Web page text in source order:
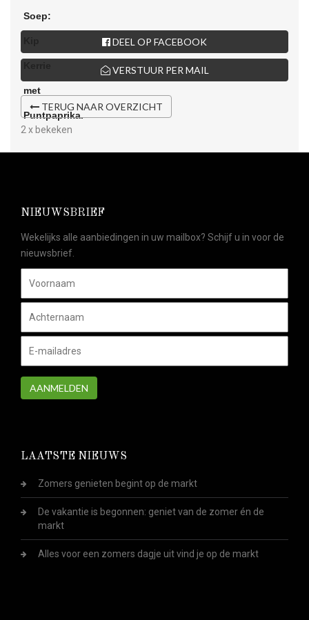
DEEL OP FACEBOOK
VERSTUUR PER MAIL
TERUG NAAR OVERZICHT
2 x bekeken
NIEUWSBRIEF
Wekelijks alle aanbiedingen in uw mailbox? Schijf u in voor de
nieuwsbrief.
AANMELDEN
LAATSTE NIEUWS
Zomers genieten begint op de markt
De vakantie is begonnen: geniet van de zomer én de
markt
Alles voor een zomers dagje uit vind je op de markt